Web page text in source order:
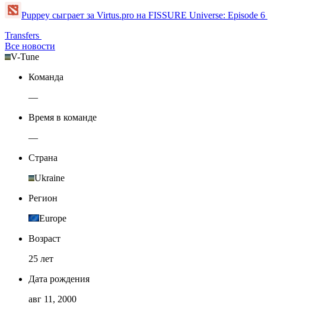
Puppey сыграет за Virtus.pro на FISSURE Universe: Episode 6
Transfers
Все новости
V-Tune
Команда
—
Время в команде
—
Страна
Ukraine
Регион
Europe
Возраст
25 лет
Дата рождения
авг 11, 2000